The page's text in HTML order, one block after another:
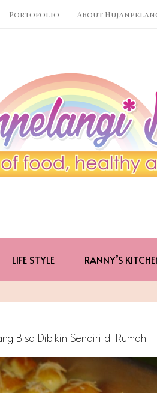
Portofolio About
LIFE STYLE RANNY’S
Bisa Dibikin Sendiri di Rumah